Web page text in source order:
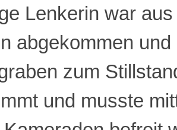
Lenkerin war
abgekommen
zum
und musste